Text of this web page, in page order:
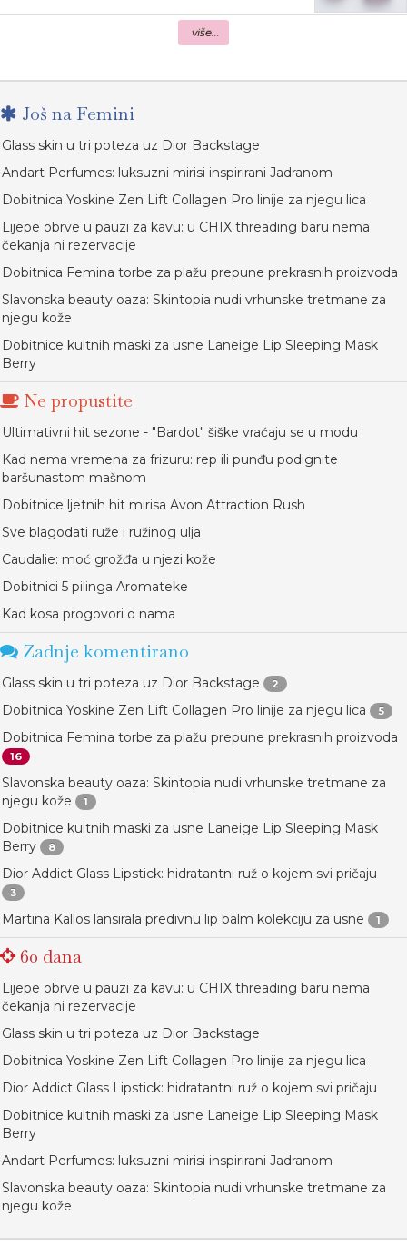
više...
Još na Femini
Glass skin u tri poteza uz Dior Backstage
Andart Perfumes: luksuzni mirisi inspirirani Jadranom
Dobitnica Yoskine Zen Lift Collagen Pro linije za njegu lica
Lijepe obrve u pauzi za kavu: u CHIX threading baru nema
čekanja ni rezervacije
Dobitnica Femina torbe za plažu prepune prekrasnih proizvoda
Slavonska beauty oaza: Skintopia nudi vrhunske tretmane za
njegu kože
Dobitnice kultnih maski za usne Laneige Lip Sleeping Mask
Berry
Ne propustite
Ultimativni hit sezone - "Bardot" šiške vraćaju se u modu
Kad nema vremena za frizuru: rep ili punđu podignite
baršunastom mašnom
Dobitnice ljetnih hit mirisa Avon Attraction Rush
Sve blagodati ruže i ružinog ulja
Caudalie: moć grožđa u njezi kože
Dobitnici 5 pilinga Aromateke
Kad kosa progovori o nama
Zadnje komentirano
Glass skin u tri poteza uz Dior Backstage 2
Dobitnica Yoskine Zen Lift Collagen Pro linije za njegu lica 5
Dobitnica Femina torbe za plažu prepune prekrasnih proizvoda
16
Slavonska beauty oaza: Skintopia nudi vrhunske tretmane za
njegu kože
1
Dobitnice kultnih maski za usne Laneige Lip Sleeping Mask
Berry
8
Dior Addict Glass Lipstick: hidratantni ruž o kojem svi pričaju
3
Martina Kallos lansirala predivnu lip balm kolekciju za usne 1
60 dana
Lijepe obrve u pauzi za kavu: u CHIX threading baru nema
čekanja ni rezervacije
Glass skin u tri poteza uz Dior Backstage
Dobitnica Yoskine Zen Lift Collagen Pro linije za njegu lica
Dior Addict Glass Lipstick: hidratantni ruž o kojem svi pričaju
Dobitnice kultnih maski za usne Laneige Lip Sleeping Mask
Berry
Andart Perfumes: luksuzni mirisi inspirirani Jadranom
Slavonska beauty oaza: Skintopia nudi vrhunske tretmane za
njegu kože